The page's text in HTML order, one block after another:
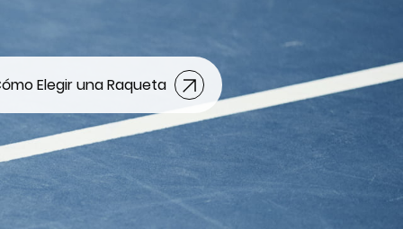
Elegir una Raqueta